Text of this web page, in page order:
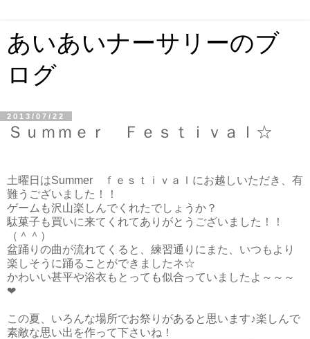
あいあいナーサリーのブ
ログ
2013/07/22
Ｓｕｍｍｅｒ Ｆｅｓｔｉｖａｌ☆
土曜日はSummer ｆｅｓｔｉｖａｌにお越しいただき、有
難うございました！！
ゲームも沢山楽しんでくれたでしょうか？
駄菓子も買いに来てくれてありがとうございました！！
（＾＾）
盆踊りの曲が流れてくると、練習通りにまた、いつもより
楽しそうに踊ることができましたネ☆
かわいい甚平や浴衣もとっても似合っていましたよ～～～
❤
この夏、いろんな場所でお祭りがあると思います♪楽しんで
素敵な思い出を作って下さいね！